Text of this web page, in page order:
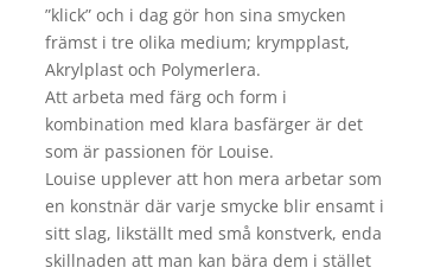
”klick” och i dag gör hon sina smycken
främst i tre olika medium; krympplast,
Akrylplast och Polymerlera.
Att arbeta med färg och form i
kombination med klara basfärger är det
som är passionen för Louise.
Louise upplever att hon mera arbetar som
en konstnär där varje smycke blir ensamt i
sitt slag, likställt med små konstverk, enda
skillnaden att man kan bära dem i stället